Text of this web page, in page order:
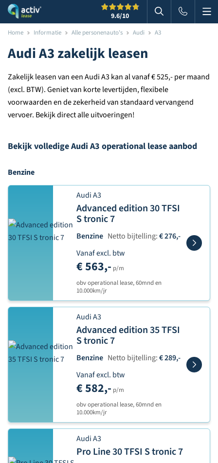
9.6/10 Zoeken in
Home Informatie Alle personenauto's Audi A3
Audi A3 zakelijk leasen
Zakelijk leasen van een Audi A3 kan al vanaf € 525,- per maand
(excl. BTW). Geniet van korte levertijden, flexibele
voorwaarden en de zekerheid van standaard vervangend
vervoer. Bekijk direct alle uitvoeringen!
Bekijk volledige Audi A3 operational lease aanbod
Benzine
Audi A3
Advanced edition 30 TFSI
S tronic 7
Benzine Netto bijtelling:€ 276,-
Vanaf excl. btw
€ 563,- p/m
obv operational lease, 60mnd en
10.000km/jr
Audi A3
Advanced edition 35 TFSI
S tronic 7
Benzine Netto bijtelling:€ 289,-
Vanaf excl. btw
€ 582,- p/m
obv operational lease, 60mnd en
10.000km/jr
Audi A3
Pro Line 30 TFSI S tronic 7